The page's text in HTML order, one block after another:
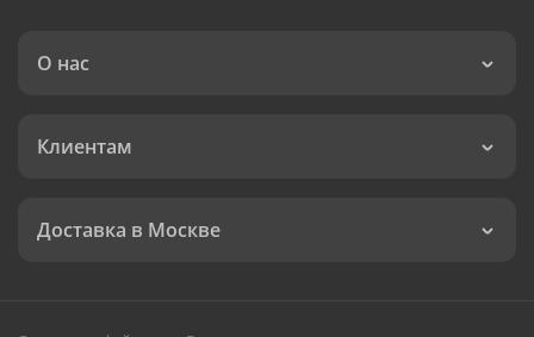
О нас
Клиентам
Доставка в Москве